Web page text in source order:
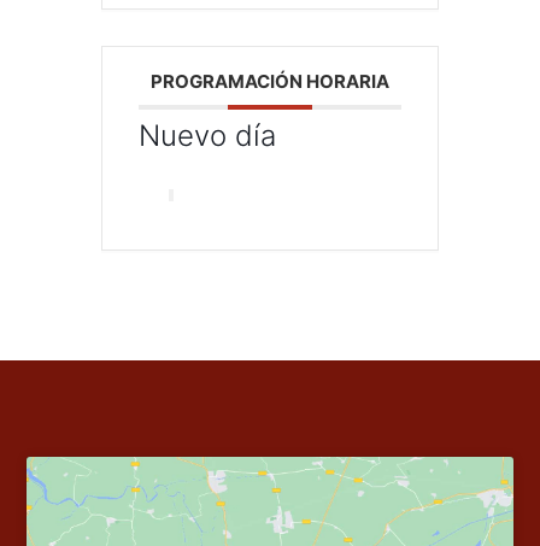
PROGRAMACIÓN HORARIA
Nuevo día